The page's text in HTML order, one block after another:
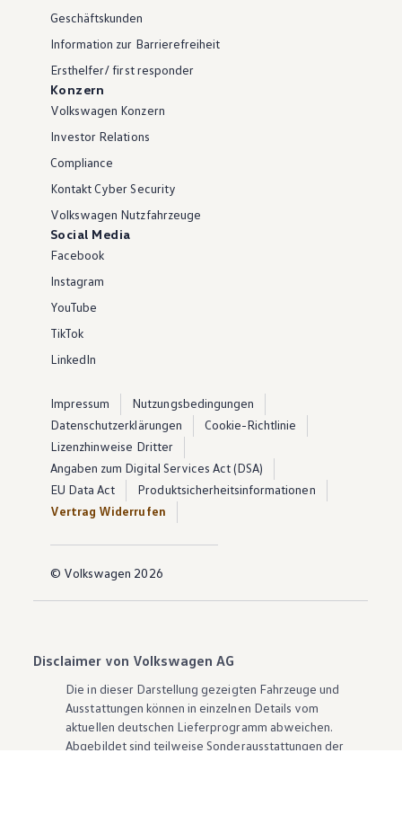
Geschäftskunden
Information zur Barrierefreiheit
Ersthelfer/ first responder
Konzern
Volkswagen Konzern
Investor Relations
Compliance
Kontakt Cyber Security
Volkswagen Nutzfahrzeuge
Social Media
Facebook
Instagram
YouTube
TikTok
LinkedIn
Impressum
Nutzungsbedingungen
Datenschutzerklärungen
Cookie-Richtlinie
Lizenzhinweise Dritter
Angaben zum Digital Services Act (DSA)
EU Data Act
Produktsicherheitsinformationen
Vertrag Widerrufen
© Volkswagen 2026
Disclaimer von Volkswagen AG
Die in dieser Darstellung gezeigten Fahrzeuge und
Ausstattungen können in einzelnen Details vom
aktuellen deutschen Lieferprogramm abweichen.
Abgebildet sind teilweise Sonderausstattungen der